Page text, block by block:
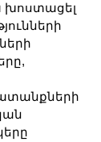
խոստացել